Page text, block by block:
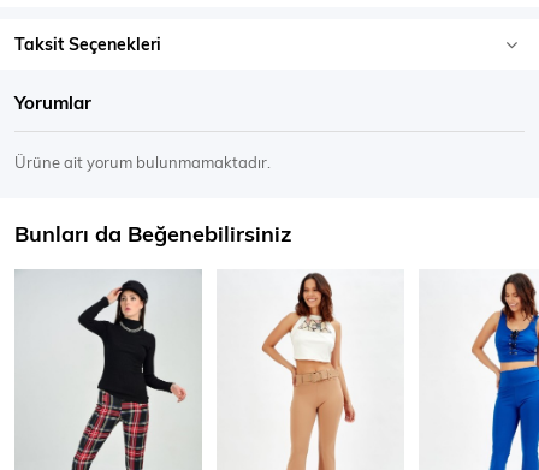
Taksit Seçenekleri
Yorumlar
Ürüne ait yorum bulunmamaktadır.
Bunları da Beğenebilirsiniz